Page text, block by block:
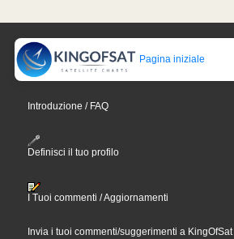
Pagina iniziale
Introduzione / FAQ
Definisci il tuo profilo
I Tuoi commenti / Aggiornamenti
Invia i tuoi commenti/suggerimenti a KingOfSat